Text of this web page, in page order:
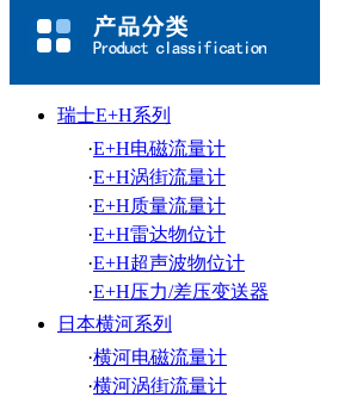
瑞士E+H系列
·E+H电磁流量计
·E+H涡街流量计
·E+H质量流量计
·E+H雷达物位计
·E+H超声波物位计
·E+H压力/差压变送器
日本横河系列
·横河电磁流量计
·横河涡街流量计